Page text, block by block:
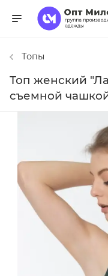
Топы
Топ женский
съемной